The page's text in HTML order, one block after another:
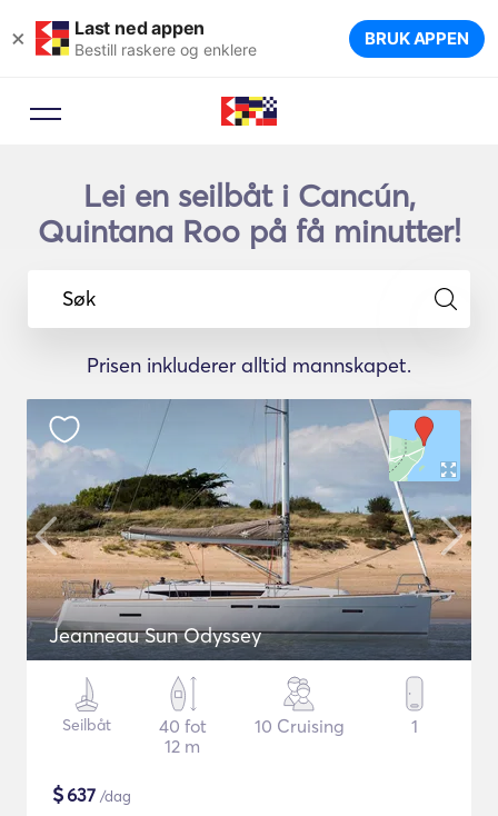
× Last ned appen
Bestill raskere og enklere BRUK APPEN
Lei en seilbåt i Cancún,
Quintana Roo på få minutter!
Søk
Prisen inkluderer alltid mannskapet.
Jeanneau Sun Odyssey
Seilbåt
40 fot
12 m
10 Cruising 1
$637 /dag